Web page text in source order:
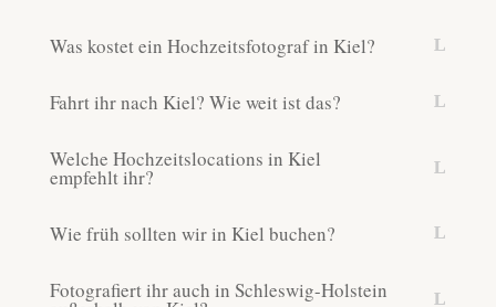
Was kostet ein Hochzeitsfotograf in Kiel?
Fahrt ihr nach Kiel? Wie weit ist das?
Welche Hochzeitslocations in Kiel
empfehlt ihr?
Wie früh sollten wir in Kiel buchen?
Fotografiert ihr auch in Schleswig-Holstein